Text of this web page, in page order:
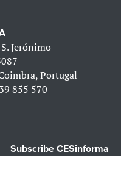
Jerónimo
Portugal
855 570
Subscribe CESinforma